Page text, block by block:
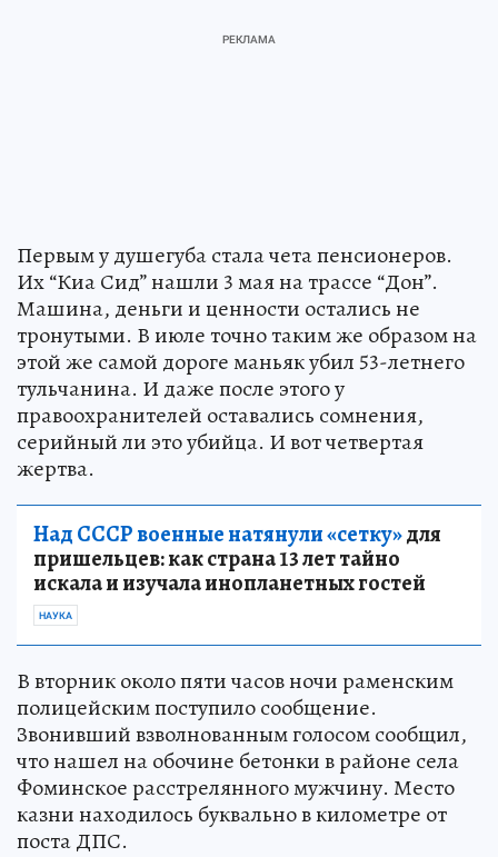
Первым у душегуба стала чета пенсионеров.
Их “Киа Сид” нашли 3 мая на трассе “Дон”.
Машина, деньги и ценности остались не
тронутыми. В июле точно таким же образом на
этой же самой дороге маньяк убил 53-летнего
тульчанина. И даже после этого у
правоохранителей оставались сомнения,
серийный ли это убийца. И вот четвертая
жертва.
Над СССР военные натянули «сетку»для
пришельцев: как страна 13 лет тайно
искала и изучала инопланетных гостей
НАУКА
В вторник около пяти часов ночи раменским
полицейским поступило сообщение.
Звонивший взволнованным голосом сообщил,
что нашел на обочине бетонки в районе села
Фоминское расстрелянного мужчину. Место
казни находилось буквально в километре от
поста ДПС.